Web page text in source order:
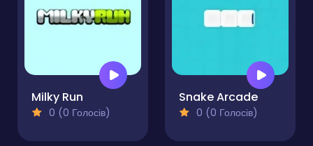
Milky Run
0 (0 Голосів)
Snake Arcade
0 (0 Голосів)